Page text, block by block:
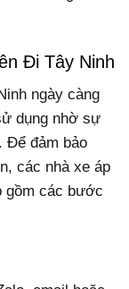
Đi Tây Ninh
ngày càng
dụng nhờ sự
Để đảm bảo
các nhà xe áp
gồm các bước